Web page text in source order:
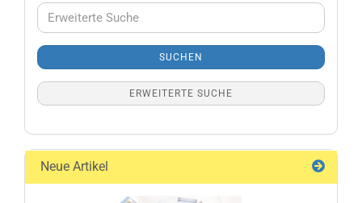
Erweiterte
Suche
SUCHEN
ERWEITERTE SUCHE
Neue Artikel